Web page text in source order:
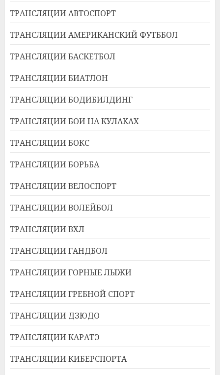
ТРАНСЛЯЦИИ АВТОСПОРТ
ТРАНСЛЯЦИИ АМЕРИКАНСКИЙ ФУТББОЛ
ТРАНСЛЯЦИИ БАСКЕТБОЛ
ТРАНСЛЯЦИИ БИАТЛОН
ТРАНСЛЯЦИИ БОДИБИЛДИНГ
ТРАНСЛЯЦИИ БОИ НА КУЛАКАХ
ТРАНСЛЯЦИИ БОКС
ТРАНСЛЯЦИИ БОРЬБА
ТРАНСЛЯЦИИ ВЕЛОСПОРТ
ТРАНСЛЯЦИИ ВОЛЕЙБОЛ
ТРАНСЛЯЦИИ ВХЛ
ТРАНСЛЯЦИИ ГАНДБОЛ
ТРАНСЛЯЦИИ ГОРНЫЕ ЛЫЖИ
ТРАНСЛЯЦИИ ГРЕБНОЙ СПОРТ
ТРАНСЛЯЦИИ ДЗЮДО
ТРАНСЛЯЦИИ КАРАТЭ
ТРАНСЛЯЦИИ КИБЕРСПОРТА